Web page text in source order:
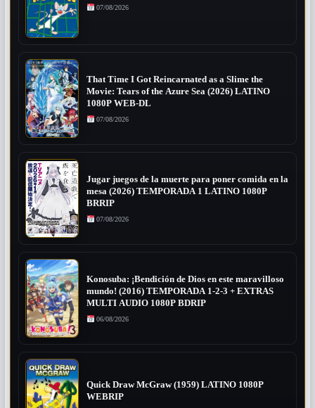
07/08/2026
That Time I Got Reincarnated as a Slime the
Movie: Tears of the Azure Sea (2026) LATINO
1080P WEB-DL
07/08/2026
Jugar juegos de la muerte para poner comida en la
mesa (2026) TEMPORADA 1 LATINO 1080P
BRRIP
07/08/2026
Konosuba: ¡Bendición de Dios en este maravilloso
mundo! (2016) TEMPORADA 1-2-3 + EXTRAS
MULTI AUDIO 1080P BDRIP
06/08/2026
Quick Draw McGraw (1959) LATINO 1080P
WEBRIP